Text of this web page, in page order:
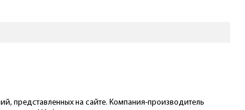
представленных на сайте. Компания-производитель